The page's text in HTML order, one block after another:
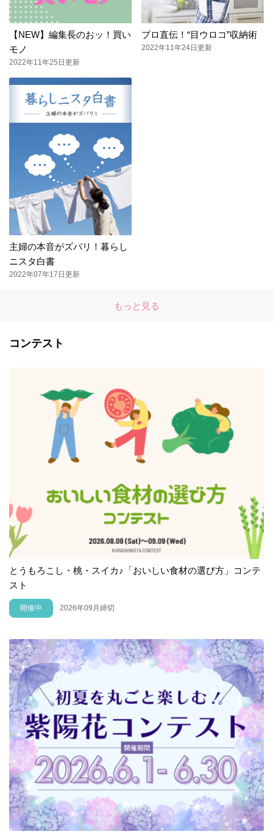
【NEW】編集長のおッ！買い
モノ
2022年11年25日更新
プロ直伝！“目ウロコ”収納術
2022年11年24日更新
主婦の本音がズバリ！暮らし
ニスタ白書
2022年07年17日更新
もっと見る
コンテスト
とうもろこし・桃・スイカ♪「おいしい食材の選び方」コンテ
スト
開催中 2026年09月締切